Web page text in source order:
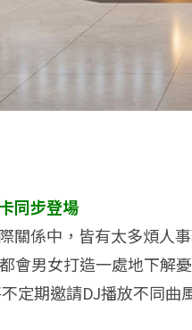
同步登場
關係中，皆有太多煩人
會男女打造一處地下解
定期邀請DJ播放不同曲